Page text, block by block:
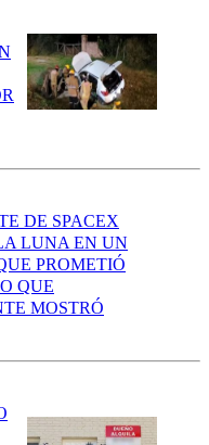
DE SPACEX
LUNA EN UN
PROMETIÓ
QUE
MOSTRÓ